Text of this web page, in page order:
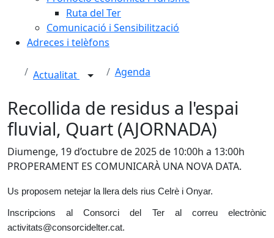
Ruta del Ter
Comunicació i Sensibilització
Adreces i telèfons
Actualitat Agenda
Recollida de residus a l'espai
fluvial, Quart (AJORNADA)
Diumenge, 19 d’octubre de 2025 de 10:00h a 13:00h
PROPERAMENT ES COMUNICARÀ UNA NOVA DATA.
Us proposem netejar la llera dels rius Celrè i Onyar.
Inscripcions al Consorci del Ter al correu electrònic
activitats@consorcidelter.cat.